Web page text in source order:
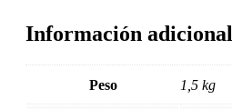
Información adicional
Peso 1,5 kg